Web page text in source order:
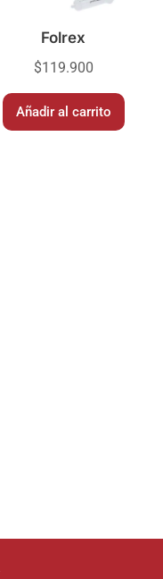
Folrex
$119.900
Añadir al carrito